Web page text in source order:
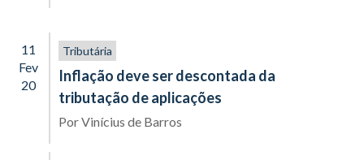
11
Fev
20
Tributária
Inflação deve ser descontada da
tributação de aplicações
PorVinícius de Barros